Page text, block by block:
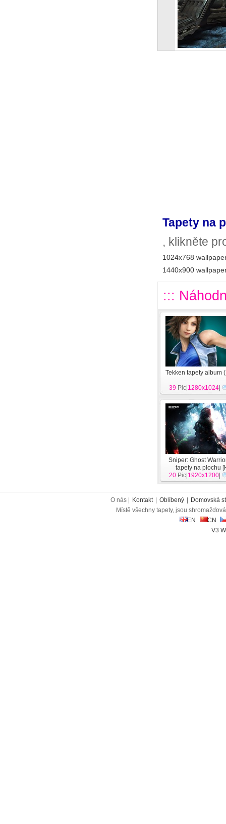
Tapety na
, klikněte
1024x768
1440x900
:::
Tekken tapety album
39 Pic| 1280x1024
Sniper: Ghost
tapety na plochu [
20 Pic| 1920x1200
O nás | Kontakt Oblíbený
Domovská
Místě všechny tapety, jsou
EN
CN
V3